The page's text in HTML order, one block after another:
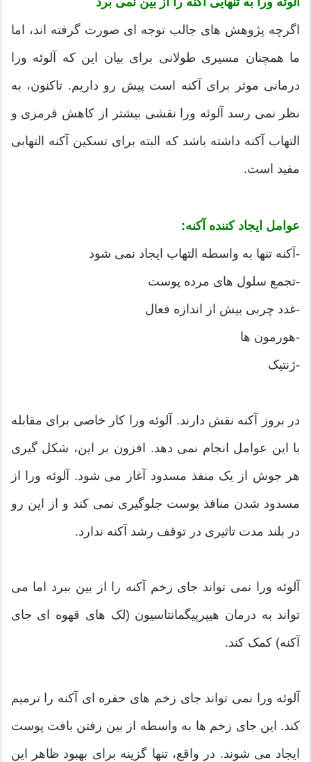
اگرچه پژوهش های جالب توجه ای صورت گرفته اند، اما
ما همچنان مسیری طولانی برای بیان این که آلوئه ورا
درمانی موثر برای آکنه است پیش رو داریم. تاکنون، به
نظر نمی رسد آلوئه ورا نقشی بیشتر از کاهش قرمزی و
التهاب آکنه داشته باشد که البته برای تسکین آکنه التهابی
مفید است.
عوامل ایجاد کننده آکنه:
-آکنه تنها به واسطه التهاب ایجاد نمی شود
-تجمع سلول های مرده پوست
-غدد چربی بیش از اندازه فعال
-هورمون ها
-ژنتیک
در بروز آکنه نقش دارند. آلوئه ورا کار خاصی برای مقابله
با این عوامل انجام نمی دهد. افزون بر این، شکل گیری
هر جوش از یک منفذ مسدود آغاز می شود. آلوئه ورا از
مسدود شدن منافذ پوست جلوگیری نمی کند و از این رو
در بلند مدت تاثیری در توقف رشد آکنه ندارد.
آلوئه ورا نمی تواند جای زخم آکنه را از بین ببرد اما می
تواند به درمان هیپرپیگمانتاسیون (لک های قهوه ای جای
آکنه) کمک کند.
آلوئه ورا نمی تواند جای زخم های حفره ای آکنه را ترمیم
کند. این جای زخم ها به واسطه از بین رفتن بافت پوست
ایجاد می شوند. در واقع، تنها گزینه برای بهبود ظاهر این